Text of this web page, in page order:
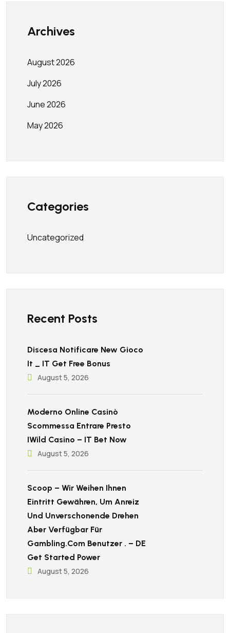
Archives
August 2026
July 2026
June 2026
May 2026
Categories
Uncategorized
Recent Posts
Discesa Notificare New Gioco
It _ IT Get Free Bonus
August 5, 2026
Moderno Online Casinò
Scommessa Entrare Presto
IWild Casino – IT Bet Now
August 5, 2026
Scoop – Wir Weihen Ihnen
Eintritt Gewähren, Um Anreiz
Und Unverschonende Drehen
Aber Verfügbar Für
Gambling.Com Benutzer . – DE
Get Started Power
August 5, 2026